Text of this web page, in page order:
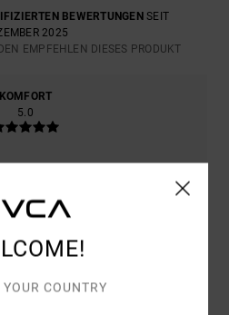
BEWERTUNGEN SEIT
2025
EMPFEHLEN DIESES PRODUKT
KOMFORT
5.0
COUNTRY